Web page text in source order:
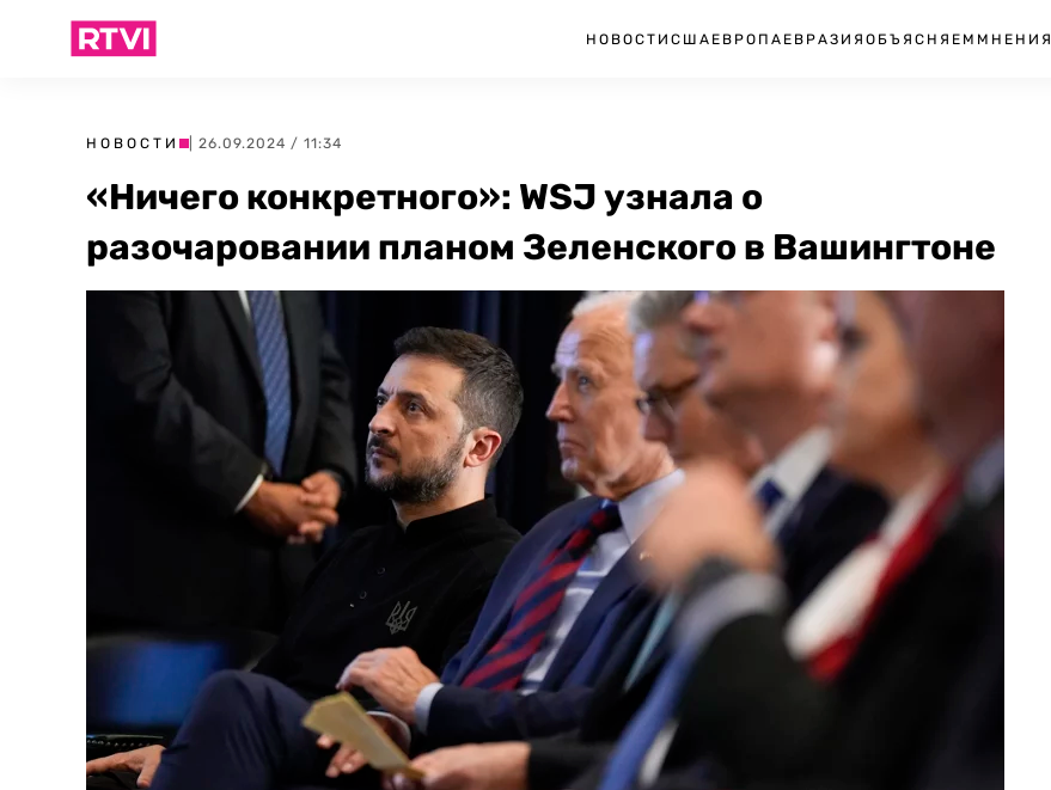
НОВОСТИ США ЕВРОПА ЕВРАЗИЯ ОБЪЯСНЯЕМ МНЕНИЯ
НОВОСТИ | 26.09.2024 / 11:34
«Ничего конкретного»: WSJ узнала о
разочаровании планом Зеленского в Вашингтоне